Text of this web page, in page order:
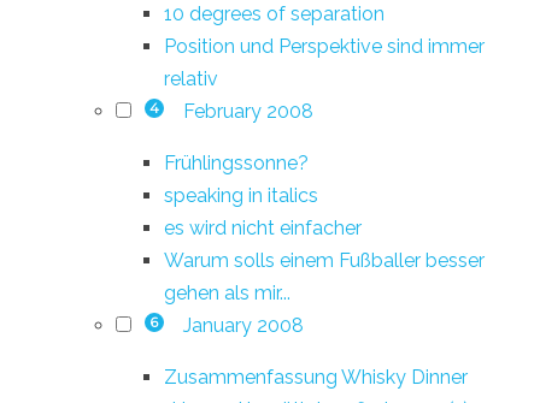
10 degrees of separation
Position und Perspektive sind immer
relativ
4 February 2008
Frühlingssonne?
speaking in italics
es wird nicht einfacher
Warum solls einem Fußballer besser
gehen als mir...
6 January 2008
Zusammenfassung Whisky Dinner